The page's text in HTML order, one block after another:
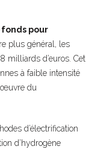
pour
plus général, les
milliards d’euros. Cet
à faible intensité
œuvre du
d’électrification
d’hydrogène